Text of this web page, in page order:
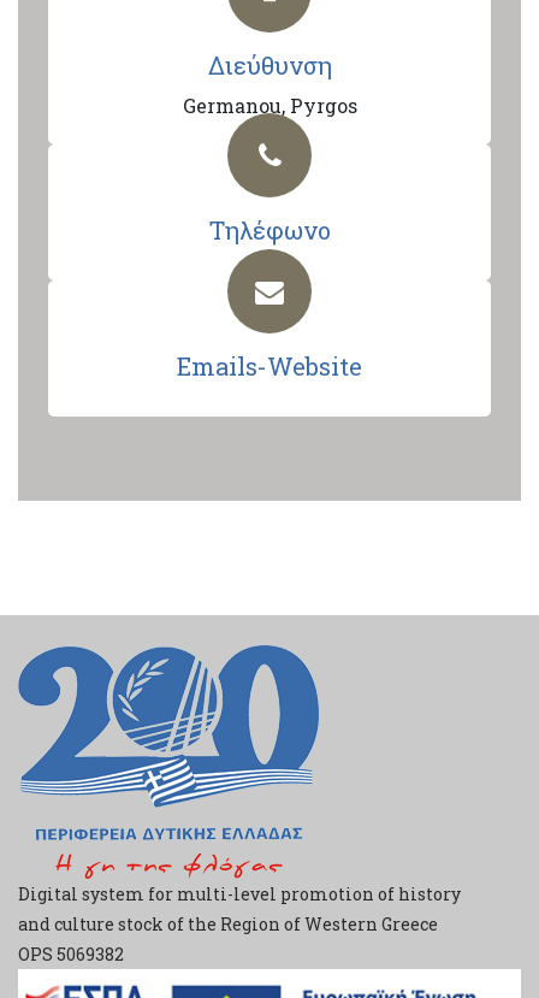
Διεύθυνση
Germanou, Pyrgos
Τηλέφωνο
Emails-Website
Digital system for multi-level promotion of history
and culture stock of the Region of Western Greece
ΟPS 5069382